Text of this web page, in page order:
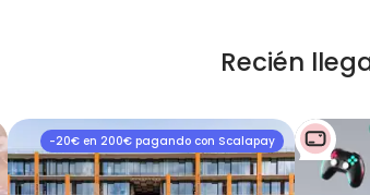
Recién
-20€ en 200€ pagando con Scalapay